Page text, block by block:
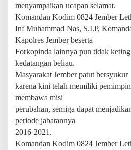
u
p
a
t
Y
n
B
r
menyampaikan ucapan selamat.
Komandan Kodim 0824 Jember
Inf Muhammad Nas, S.I.P,
Kapolres Jember beserta
Forkopinda lainnya pun tidak
kedatangan beliau.
Masyarakat Jember patut bersyukur
karena kini telah memiliki
membawa misi
perubahan, semiga dapat
periode jabatannya
2016-2021.
Komandan Kodim 0824 Jember